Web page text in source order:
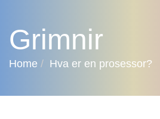
Grimnir
Home Hva er en prosessor?